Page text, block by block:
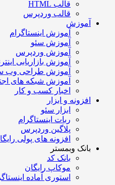
قالب HTML
قالب وردپرس
آموزش اینستاگرام
آموزش سئو
آموزش وردپرس
آموزش بازاریابی اینترنتی
آموزش طراحی وب سایت
آموزش شبکه های اجتماعی
اخبار کسب و کار
و ابزار
ابزار سئو
ربات اینستاگرام
پلاگین وردپرس
افزونه های پولی رایگان
وبمستر
بانک کد
موکاپ رایگان
استوری آماده اینستاگرام